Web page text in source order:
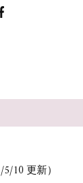
10 更新）